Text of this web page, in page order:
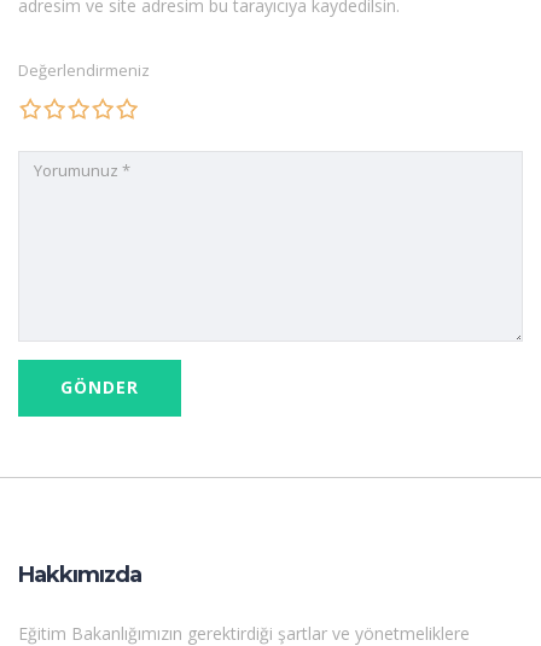
adresim ve site adresim bu tarayıcıya kaydedilsin.
Değerlendirmeniz
Hakkımızda
Eğitim Bakanlığımızın gerektirdiği şartlar ve yönetmeliklere